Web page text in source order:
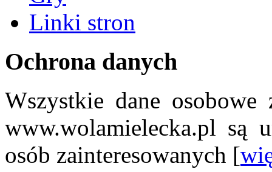
Linki stron
Ochrona danych
Wszystkie dane osobowe
www.wolamielecka.pl są
osób zainteresowanych [